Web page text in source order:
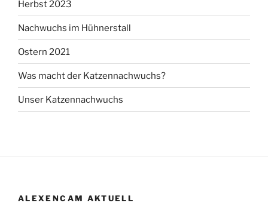
Herbst 2023
Nachwuchs im Hühnerstall
Ostern 2021
Was macht der Katzennachwuchs?
Unser Katzennachwuchs
ALEXENCAM AKTUELL